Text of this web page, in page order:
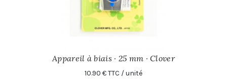
Appareil à biais · 25 mm · Clover
10.90 € TTC / unité